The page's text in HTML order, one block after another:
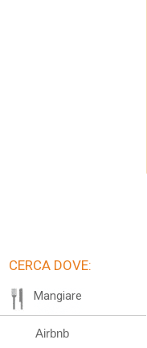
CERCA DOVE:
Mangiare
Airbnb